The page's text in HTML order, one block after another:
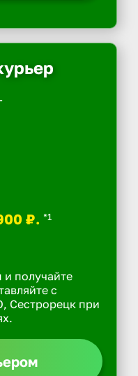
₽. *1
получайте
с
Сестрорецк при